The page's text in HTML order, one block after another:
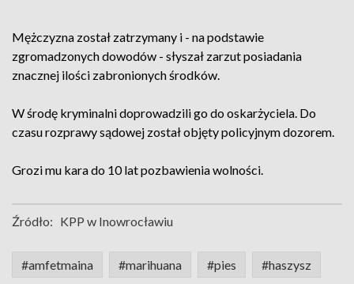
Mężczyzna został zatrzymany i - na podstawie
zgromadzonych dowodów - słyszał zarzut posiadania
znacznej ilości zabronionych środków.
W środę kryminalni doprowadzili go do oskarżyciela. Do
czasu rozprawy sądowej został objęty policyjnym dozorem.
Grozi mu kara do 10 lat pozbawienia wolności.
Źródło: KPP w Inowrocławiu
#amfetmaina #marihuana #pies #haszysz